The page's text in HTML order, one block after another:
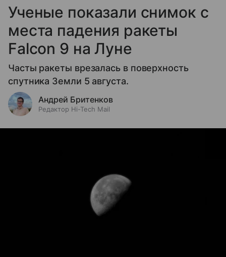
Ученые показали снимок с
места падения ракеты
Falcon 9 на Луне
Часты ракеты врезалась в поверхность
спутника Земли 5 августа.
Андрей Бритенков
Редактор Hi-Tech Mail